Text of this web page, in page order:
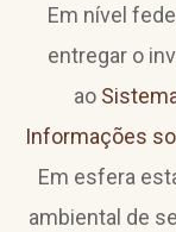
Em nível
entregar o
ao
Informações
Em esfera
ambiental de